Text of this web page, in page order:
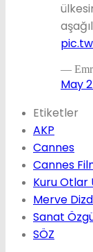
—
May
Etiketler
AKP
Cannes
Cannes
Kuru Otlar
Merve
Sanat
SÖZ